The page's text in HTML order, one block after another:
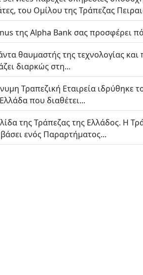
του Ομίλου της Τράπεζας
της Alpha Bank σας προσφέρει
θαυμαστής της τεχνολογίας
διαρκώς στη...
Τραπεζική Εταιρεία ιδρύθηκε
που διαθέτει...
της Τράπεζας της Ελλάδος. Η
ενός Παραρτήματος...